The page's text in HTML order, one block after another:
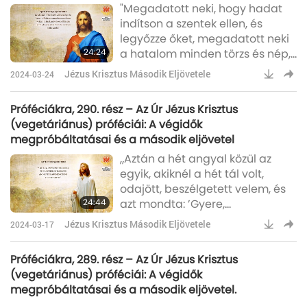
24:24
"Megadatott neki, hogy hadat
indítson a szentek ellen, és
legyőzze őket, megadatott neki
a hatalom minden törzs és nép,
minden nyelv és nemzet felett:
hogy imádja őt mindenki, aki a
földön lakik, akinek neve nincs
beírva a megöletett Bárány
életkönyvébe a világ kezdete
óta."
2024-03-24 Jézus Krisztus Második Eljövetele
Próféciákra, 290. rész – Az Úr Jézus Krisztus
(vegetáriánus) próféciái: A végidők
megpróbáltatásai és a második eljövetel
24:44
„Aztán a hét angyal közül az
egyik, akiknél a hét tál volt,
odajött, beszélgetett velem, és
azt mondta: ’Gyere,
megmutatom a nagy szajha
ítéletét, aki sok vízen ül, akivel a
Föld királyai paráználkodtak, és
a Föld lakói lerészegedtek
paráználkodásának borától.’”
2024-03-17 Jézus Krisztus Második Eljövetele
Próféciákra, 289. rész – Az Úr Jézus Krisztus
(vegetáriánus) próféciái: A végidők
megpróbáltatásai és a második eljövetel.